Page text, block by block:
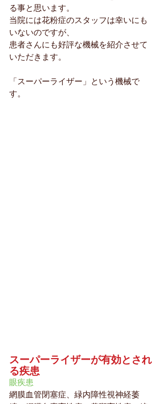
る事と思います。
当院には花粉症のスタッフは幸いにも
いないのですが、
患者さんにも好評な機械を紹介させて
いただきます。
「スーパーライザー」という機械で
す。
スーパーライザーが有効とされ
る疾患
眼疾患
網膜血管閉塞症、緑内障性視神経萎